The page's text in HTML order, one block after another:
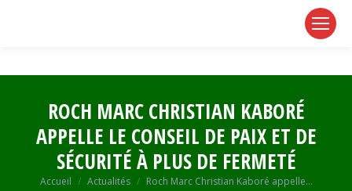
ROCH MARC CHRISTIAN KABORÉ
APPELLE LE CONSEIL DE PAIX ET DE
SÉCURITÉ À PLUS DE FERMETÉ
Vous êtes ici :
Accueil Actualités Roch Marc Christian Kaboré appelle…